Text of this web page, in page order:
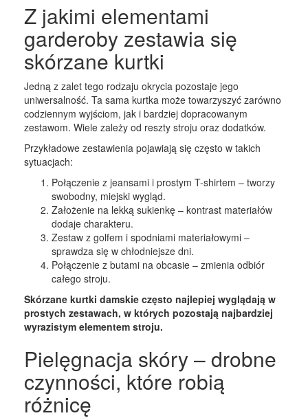
Z jakimi elementami
garderoby zestawia się
skórzane kurtki
Jedną z zalet tego rodzaju okrycia pozostaje jego
uniwersalność. Ta sama kurtka może towarzyszyć zarówno
codziennym wyjściom, jak i bardziej dopracowanym
zestawom. Wiele zależy od reszty stroju oraz dodatków.
Przykładowe zestawienia pojawiają się często w takich
sytuacjach:
Połączenie z jeansami i prostym T-shirtem – tworzy
swobodny, miejski wygląd.
Założenie na lekką sukienkę – kontrast materiałów
dodaje charakteru.
Zestaw z golfem i spodniami materiałowymi –
sprawdza się w chłodniejsze dni.
Połączenie z butami na obcasie – zmienia odbiór
całego stroju.
Skórzane kurtki damskie często najlepiej wyglądają w
prostych zestawach, w których pozostają najbardziej
wyrazistym elementem stroju.
Pielęgnacja skóry – drobne
czynności, które robią
różnicę